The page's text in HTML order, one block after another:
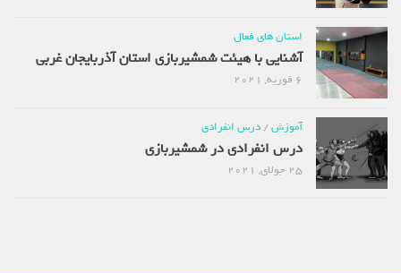
استان های فعال
آشنایی با هیئت شمشیربازی استان آذربایجان غربی
6 فوریه, 2021
آموزش/ درس انفرادی
درس انفرادی در شمشیربازی
25 جولای, 2021